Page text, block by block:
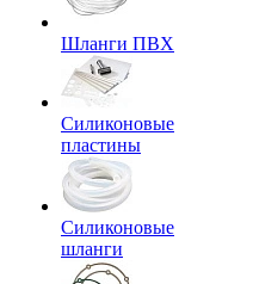
Шланги ПВХ
Силиконовые
пластины
Силиконовые
шланги